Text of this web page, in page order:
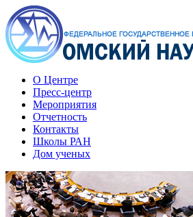
О Центре
Пресс-центр
Мероприятия
Отчетность
Контакты
Школы РАН
Дом ученых